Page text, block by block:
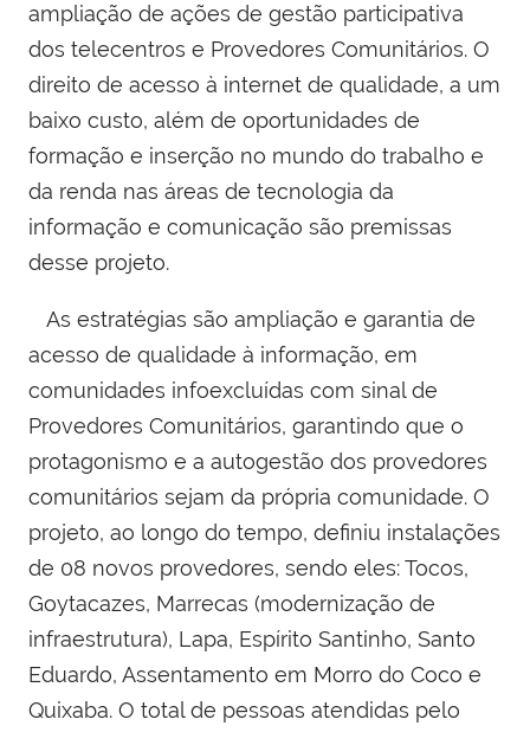
ampliação de ações de gestão participativa
dos telecentros e Provedores Comunitários. O
direito de acesso à internet de qualidade, a um
baixo custo, além de oportunidades de
formação e inserção no mundo do trabalho e
da renda nas áreas de tecnologia da
informação e comunicação são premissas
desse projeto.
As estratégias são ampliação e garantia de
acesso de qualidade à informação, em
comunidades infoexcluídas com sinal de
Provedores Comunitários, garantindo que o
protagonismo e a autogestão dos provedores
comunitários sejam da própria comunidade. O
projeto, ao longo do tempo, definiu instalações
de 08 novos provedores, sendo eles: Tocos,
Goytacazes, Marrecas (modernização de
infraestrutura), Lapa, Espírito Santinho, Santo
Eduardo, Assentamento em Morro do Coco e
Quixaba. O total de pessoas atendidas pelo